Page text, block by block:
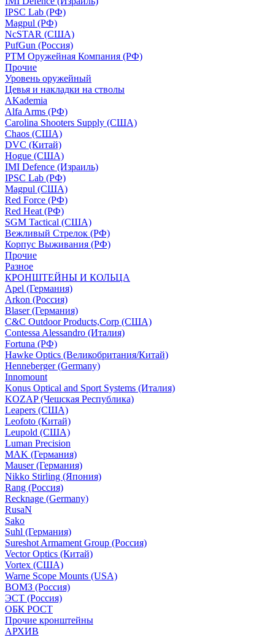
IPSC Lab (РФ)
Magpul (РФ)
NcSTAR (США)
PufGun (Россия)
РТМ Оружейная Компания (РФ)
Прочие
Уровень оружейный
Цевья и накладки на стволы
AKademia
Alfa Arms (РФ)
Carolina Shooters Supply (США)
Chaos (США)
DVC (Китай)
Hogue (США)
IMI Defence (Израиль)
IPSC Lab (РФ)
Magpul (США)
Red Force (РФ)
Red Heat (РФ)
SGM Tactical (США)
Вежливый Стрелок (РФ)
Корпус Выживания (РФ)
Прочие
Разное
КРОНШТЕЙНЫ И КОЛЬЦА
Apel (Германия)
Arkon (Россия)
Blaser (Германия)
C&C Outdoor Products,Corp (США)
Contessa Alessandro (Италия)
Fortuna (РФ)
Hawke Optics (Великобритания/Китай)
Henneberger (Germany)
Innomount
Konus Optical and Sport Systems (Италия)
KOZAP (Чешская Республика)
Leapers (США)
Leofoto (Китай)
Leupold (США)
Luman Precision
MAK (Германия)
Mauser (Германия)
Nikko Stirling (Япония)
Rang (Россия)
Recknage (Germany)
RusaN
Sako
Suhl (Германия)
Sureshot Armament Group (Россия)
Vector Optics (Китай)
Vortex (США)
Warne Scope Mounts (USA)
ВОМЗ (Россия)
ЭСТ (Россия)
ОБК РОСТ
Прочие кронштейны
АРХИВ